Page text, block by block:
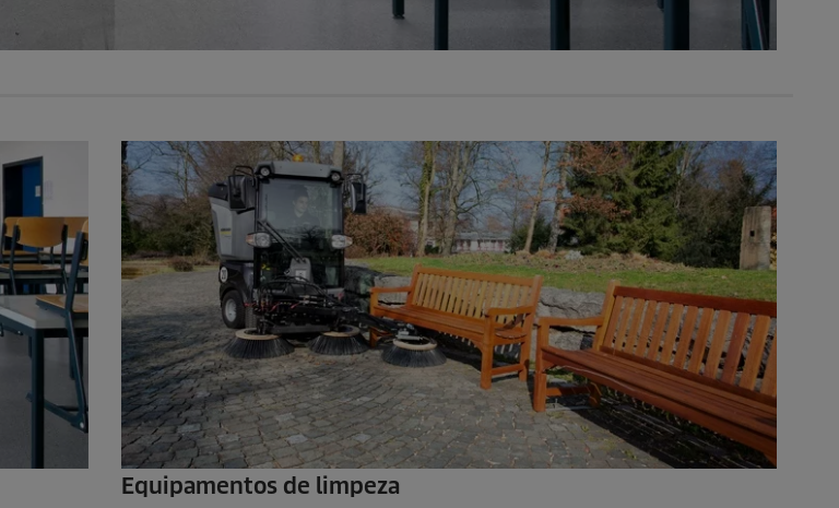
Equipamentos de limpeza